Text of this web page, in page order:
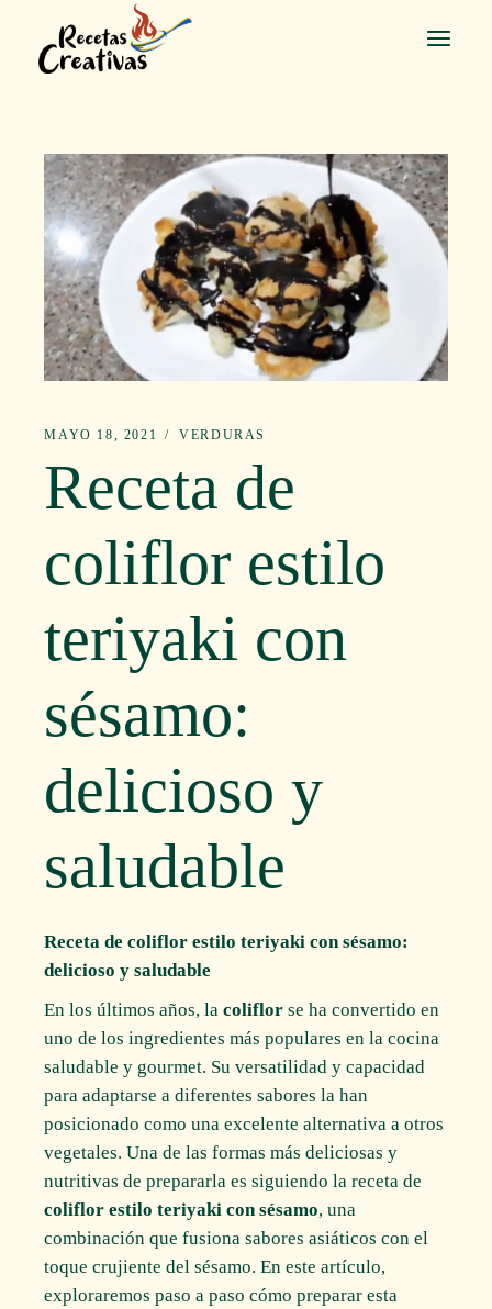
contenido
MAYO 18, 2021 VERDURAS
Receta de
coliflor estilo
teriyaki con
sésamo:
delicioso y
saludable
Receta de coliflor estilo teriyaki con sésamo:
delicioso y saludable
En los últimos años, lacoliflor se ha convertido en
uno de los ingredientes más populares en la cocina
saludable y gourmet. Su versatilidad y capacidad
para adaptarse a diferentes sabores la han
posicionado como una excelente alternativa a otros
vegetales. Una de las formas más deliciosas y
nutritivas de prepararla es siguiendo la receta de
coliflor estilo teriyaki con sésamo, una
combinación que fusiona sabores asiáticos con el
toque crujiente del sésamo. En este artículo,
exploraremos paso a paso cómo preparar esta